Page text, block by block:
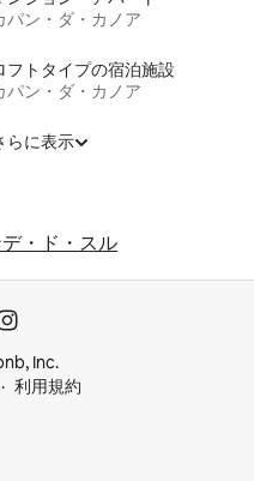
パン・ダ・カノア
フトタイプの宿泊施設
パン・ダ・カノア
らに表示
・ド・スル
Inc.
利用規約